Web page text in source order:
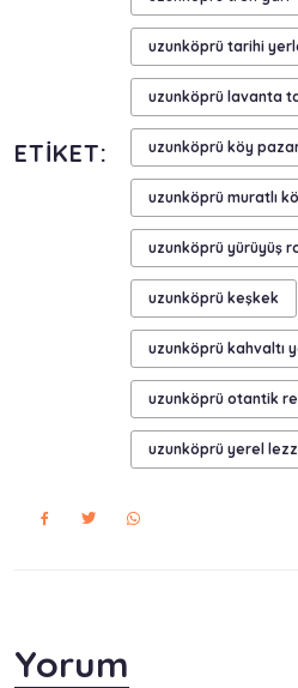
ETIKET:
uzunköprü tarihi
uzunköprü lavanta
uzunköprü köy
uzunköprü muratlı
uzunköprü yürüyüş
uzunköprü keşkek
uzunköprü kahvaltı
uzunköprü otantik
uzunköprü yerel
Yorum